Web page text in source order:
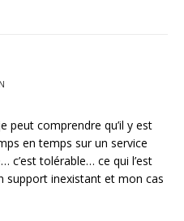
peut comprendre qu’il y est
en temps sur un service
c’est tolérable… ce qui l’est
support inexistant et mon cas